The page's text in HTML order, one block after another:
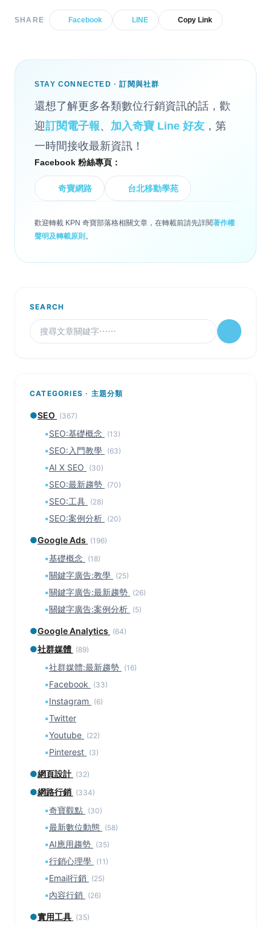
SHARE Facebook LINE Copy Link
STAY CONNECTED · 訂閱與社群
還想了解更多各類數位行銷資訊的話，歡
迎訂閱電子報、 加入奇寶 Line 好友 ，第
一時間接收最新資訊！
Facebook 粉絲專頁：
奇寶網路 台北移動學苑
歡迎轉載 KPN 奇寶部落格相關文章，在轉載前請先詳閱著作權
聲明及轉載原則 。
SEARCH
CATEGORIES · 主題分類
●SEO (367)
▪SEO:基礎概念 (13)
▪SEO:入門教學 (63)
▪AI X SEO (30)
▪SEO:最新趨勢 (70)
▪SEO:工具 (28)
▪SEO:案例分析 (20)
●Google Ads (196)
▪基礎概念 (18)
▪關鍵字廣告:教學 (25)
▪關鍵字廣告:最新趨勢 (26)
▪關鍵字廣告:案例分析 (5)
●Google Analytics (64)
●社群媒體 (89)
▪社群媒體:最新趨勢 (16)
▪Facebook (33)
▪Instagram (6)
▪Twitter
▪Youtube (22)
▪Pinterest (3)
●網頁設計 (32)
●網路行銷 (334)
▪奇寶觀點 (30)
▪最新數位動態 (58)
▪AI應用趨勢 (35)
▪行銷心理學 (11)
▪Email行銷 (25)
▪內容行銷 (26)
●實用工具 (35)